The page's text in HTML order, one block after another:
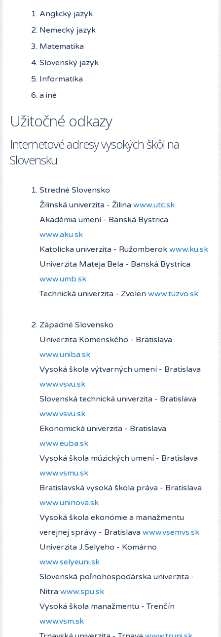
Anglický jazyk
Nemecký jazyk
Matematika
Slovenský jazyk
Informatika
a iné
Užitočné odkazy
Internetové adresy vysokých škôl na
Slovensku
Stredné Slovensko
Žilinská univerzita - Žilina www.utc.sk
Akadémia umení - Banská Bystrica
www.aku.sk
Katolícka univerzita - Ružomberok www.ku.sk
Univerzita Mateja Bela - Banská Bystrica
www.umb.sk
Technická univerzita - Zvolen www.tuzvo.sk
Západné Slovensko
Univerzita Komenského - Bratislava
www.uniba.sk
Vysoká škola výtvarných umení - Bratislava
www.vsvu.sk
Slovenská technická univerzita - Bratislava
www.vsvu.sk
Ekonomická univerzita - Bratislava
www.euba.sk
Vysoká škola múzických umení - Bratislava
www.vsmu.sk
Bratislavská vysoká škola práva - Bratislava
www.uninova.sk
Vysoká škola ekonómie a manažmentu
verejnej správy - Bratislava www.vsemvs.sk
Univerzita J.Selyeho - Komárno
www.selyeuni.sk
Slovenská poľnohospodárska univerzita -
Nitra www.spu.sk
Vysoká škola manažmentu - Trenčín
www.vsm.sk